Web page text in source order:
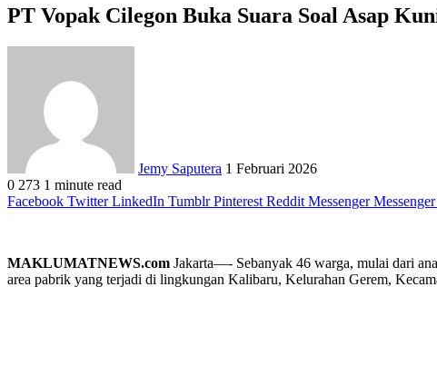
PT Vopak Cilegon Buka Suara Soal Asap
Jemy Saputera 1 Februari 2026
0 273 1 minute read
Facebook Twitter LinkedIn Tumblr Pinterest Reddit Messenger Messenger
MAKLUMATNEWS.com Jakarta—- Sebanyak 46 warga, mulai dari
area pabrik yang terjadi di lingkungan Kalibaru, Kelurahan Gerem,